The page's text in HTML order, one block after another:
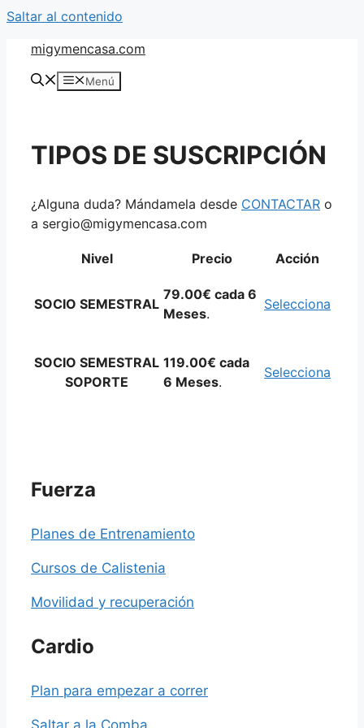
Saltar al contenido
migymencasa.com
Menú
TIPOS DE SUSCRIPCIÓN
¿Alguna duda? Mándamela desde CONTACTAR o
a sergio@migymencasa.com
Nivel Precio Acción
SOCIO SEMESTRAL
79.00€ cada 6
Meses.
Selecciona
SOCIO SEMESTRAL
SOPORTE
119.00€ cada
6 Meses.
Selecciona
Fuerza
Planes de Entrenamiento
Cursos de Calistenia
Movilidad y recuperación
Cardio
Plan para empezar a correr